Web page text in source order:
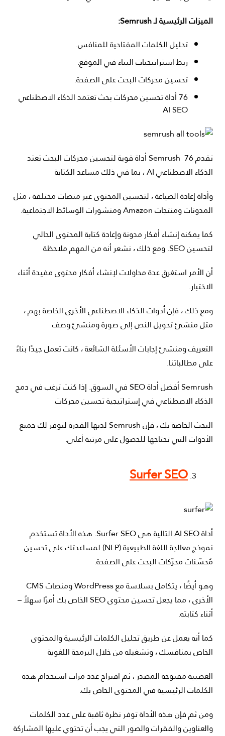
الميزات الرئيسية لـ Semrush:
تحليل الكلمات المفتاحية للمنافس.
ربط استراتيجيات البناء في الموقع.
تحسين محركات البحث على الصفحة.
76 أداة تحسين محركات بحث تعتمد الذكاء الاصطناعي
AI SEO
تقدم Semrush 76 أداة قوية لتحسين محركات البحث تعتد
الذكاء الاصطناعي AI ، بما في ذلك مساعد الكتابة
وأداة إعادة الصياغة ، لتحسين المحتوى عبر منصات مختلفة ، مثل
المدونات ومنتجات Amazon ومنشورات الوسائط الاجتماعية.
كما يمكنه إنشاء أفكار مدونة وإعادة كتابة المحتوى الحالي
لتحسين SEO. ومع ذلك ، نشعر أنه من المهم ملاحظة
أن الأمر استغرق عدة محاولات لإنشاء أفكار محتوى مفيدة أثناء
الاختبار.
ومع ذلك ، فإن أدوات الذكاء الاصطناعي الأخرى الخاصة بهم ،
مثل منشئ تحويل النص إلى صورة ومنشئ وصف
التعريف ومنشئ إجابات الأسئلة الشائعة ، كانت تعمل جيدًا بناءً
على مطالباتنا.
Semrush أفضل أداة SEO في السوق. إذا كنت ترغب في دمج
الذكاء الاصطناعي في إستراتيجية تحسين محركات
البحث الخاصة بك ، فإن Semrush لديها القدرة لتوفر لك جميع
الأدوات التي تحتاجها للحصول على مرتبة أعلى.
Surfer SEO
أداة AI SEO التالية هي Surfer SEO. هذه الأداة تستخدم
نموذج معالجة اللغة الطبيعية (NLP) لمساعدتك على تحسين
مُحسّنات محرّكات البحث على الصفحة.
وهو أيضًا ، يتكامل بسلاسة مع WordPress ومنصات CMS
الأخرى ، مما يجعل تحسين محتوى SEO الخاص بك أمرًا سهلاً –
أثناء كتابته.
كما أنه يعمل عن طريق تحليل الكلمات الرئيسية والمحتوى
الخاص بمنافسك ، وتشغيله من خلال البرمجة اللغوية
العصبية مفتوحة المصدر ، ثم اقتراح عدد مرات استخدام هذه
الكلمات الرئيسية في المحتوى الخاص بك.
ومن ثم فإن هذه الأداة توفر نظرة ثاقبة على عدد الكلمات
والعناوين والفقرات والصور التي يجب أن تحتوي عليها المشاركة